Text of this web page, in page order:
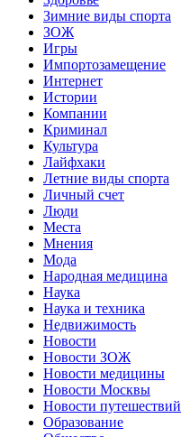
Зимние виды спорта
ЗОЖ
Игры
Импортозамещение
Интернет
Истории
Компании
Криминал
Культура
Лайфхаки
Летние виды спорта
Личный счет
Люди
Места
Мнения
Мода
Народная медицина
Наука
Наука и техника
Недвижимость
Новости
Новости ЗОЖ
Новости медицины
Новости Москвы
Новости путешествий
Образование